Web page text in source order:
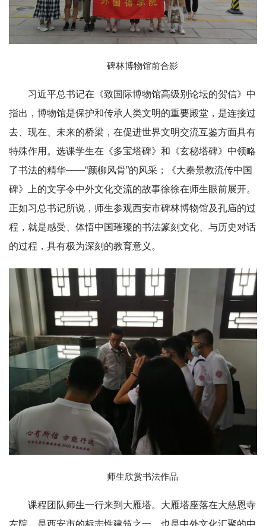
碑林博物馆前合影
习近平总书记在《致国际博物馆高级别论坛的贺信》中
指出，博物馆是保护和传承人类文明的重要殿堂，是连接过
去、现在、未来的桥梁，在促进世界文明交流互鉴方面具有
特殊作用。选课学生在《多宝塔碑》和《玄秘塔碑》中领略
了书法的精华——“颜柳风骨”的风采；《大秦景教流传中国
碑》上的文字令中外文化交流的故事徐徐在师生眼前展开。
正如习总书记所说，师生参观西安市碑林博物馆及孔庙的过
程，就是感受、体悟中国璀璨的书法篆刻文化、与历史对话
的过程，具有极为深刻的教育意义。
师生欣赏书法作品
课程团队师生一行来到大雁塔。大雁塔座落在大慈恩寺
左院，是西安市的标志性建筑之一，也是中外文化汇聚的中